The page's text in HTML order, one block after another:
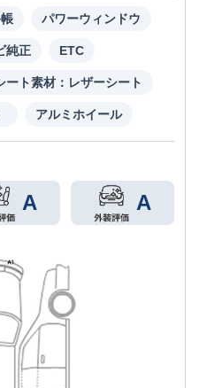
パワーウィンドウ
純正 ETC
ート素材：レザーシート
アルミホイール
A A